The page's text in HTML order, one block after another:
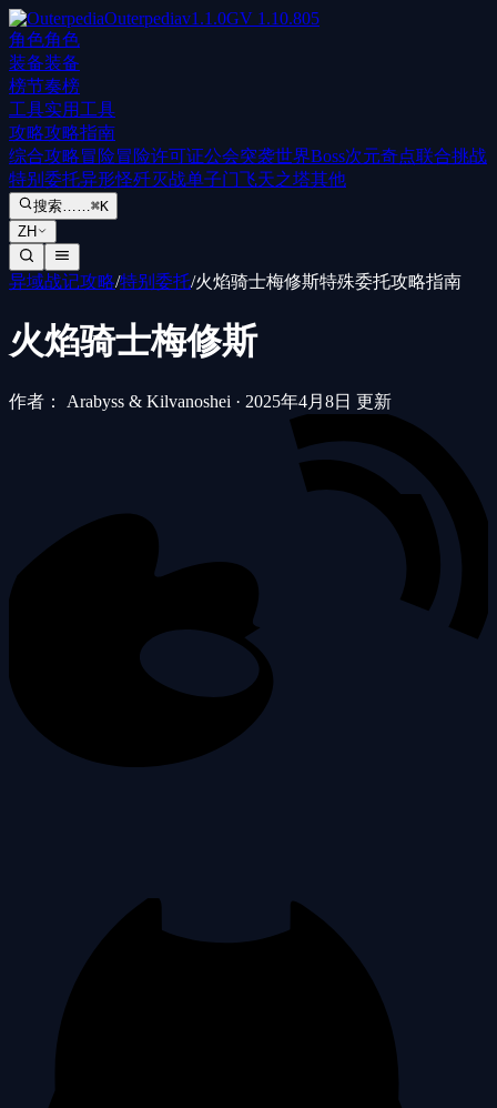
Outerpediav1.1.0GV 1.10.805
角色角色
装备装备
榜节奏榜
工具实用工具
攻略攻略指南
综合攻略冒险冒险许可证公会突袭世界Boss次元奇点联合挑战
特别委托异形怪歼灭战单子门飞天之塔其他
搜索……⌘K
ZH
异域战记攻略/特别委托/火焰骑士梅修斯特殊委托攻略指南
火焰骑士梅修斯
作者： Arabyss & Kilvanoshei · 2025年4月8日 更新